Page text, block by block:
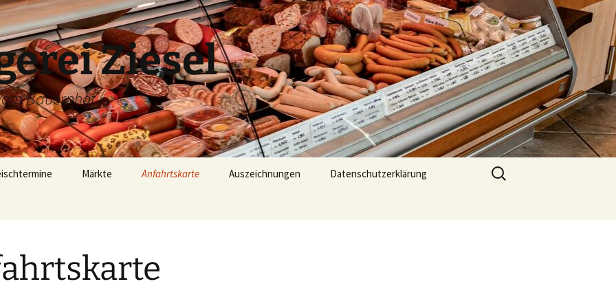
Ziesel
Bauernhof
Märkte Anfahrtskarte Auszeichnungen Datenschutzerklärung
Suchen
nach: